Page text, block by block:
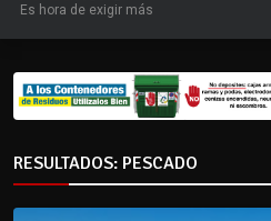
Es hora de exigir más
RESULTADOS: PESCADO